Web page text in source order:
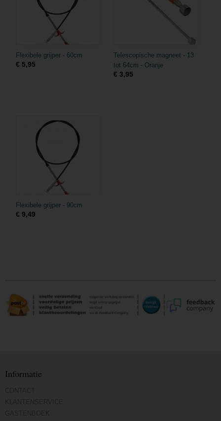
Flexibele grijper - 60cm
€ 5,95
Telescopische magneet - 13
tot 64cm - Oranje
€ 3,95
Flexibele grijper - 90cm
€ 9,49
Informatie